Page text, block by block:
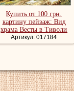
Купить от 100 грн.
картину пейзаж: Вид
храма Весты в Тиволи
Артикул: 017184